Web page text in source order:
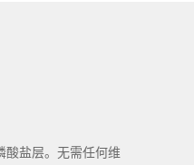
酸盐层。无需任何维